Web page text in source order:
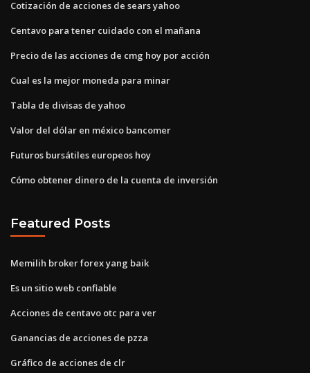
Cotización de acciones de sears yahoo
Centavo para tener cuidado con el mañana
Precio de las acciones de cmg hoy por acción
Cual es la mejor moneda para minar
Tabla de divisas de yahoo
Valor del dólar en méxico bancomer
Futuros bursátiles europeos hoy
Cómo obtener dinero de la cuenta de inversión
Featured Posts
Memilih broker forex yang baik
Es un sitio web confiable
Acciones de centavo otc para ver
Ganancias de acciones de pzza
Gráfico de acciones de clr